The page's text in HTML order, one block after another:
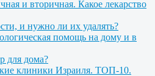
и вторичная. Какое лекарство
и нужно ли их удалять?
помощь на дому и в
для дома?
клиники Израиля. ТОП-10.